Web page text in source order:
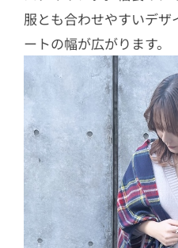
服とも合わせやすいデザ
ートの幅が広がります。